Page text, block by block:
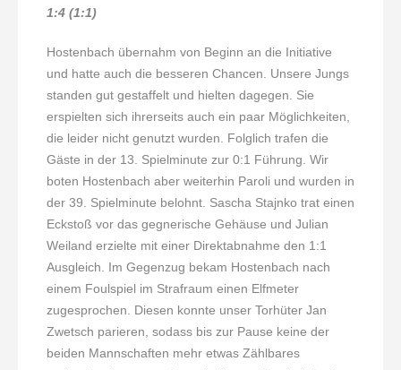
1:4 (1:1)
Hostenbach übernahm von Beginn an die Initiative
und hatte auch die besseren Chancen. Unsere Jungs
standen gut gestaffelt und hielten dagegen. Sie
erspielten sich ihrerseits auch ein paar Möglichkeiten,
die leider nicht genutzt wurden. Folglich trafen die
Gäste in der 13. Spielminute zur 0:1 Führung. Wir
boten Hostenbach aber weiterhin Paroli und wurden in
der 39. Spielminute belohnt. Sascha Stajnko trat einen
Eckstoß vor das gegnerische Gehäuse und Julian
Weiland erzielte mit einer Direktabnahme den 1:1
Ausgleich. Im Gegenzug bekam Hostenbach nach
einem Foulspiel im Strafraum einen Elfmeter
zugesprochen. Diesen konnte unser Torhüter Jan
Zwetsch parieren, sodass bis zur Pause keine der
beiden Mannschaften mehr etwas Zählbares